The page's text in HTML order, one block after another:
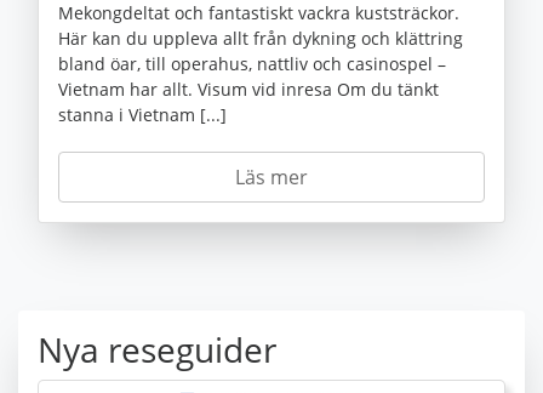
Mekongdeltat och fantastiskt vackra kuststräckor.
Här kan du uppleva allt från dykning och klättring
bland öar, till operahus, nattliv och casinospel –
Vietnam har allt. Visum vid inresa Om du tänkt
stanna i Vietnam [...]
Läs mer
Nya reseguider